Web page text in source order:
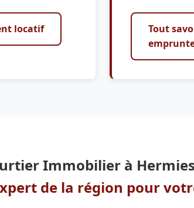
locatif
Tout
Immobilier à Hermies
de la région pour